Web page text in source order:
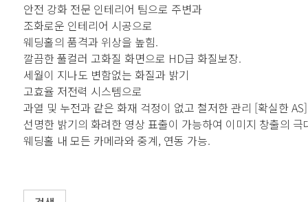
안전 강화 전문 인테리어 팀으로 주변과
조화로운 인테리어 시공으로
웨딩홀의 품격과 위상을 높힘.
깔끔한 풀컬러 고화질 화면으로 HD급 화질보장.
세월이 지나도 변함없는 화질과 밝기
고효율 저전력 시스템으로
과열 및 누전과 같은 화재 걱정이 없고 철저한 관리 [확실한 AS]
선명한 밝기의 화려한 영상 표출이 가능하여 이미지 창출의 극
웨딩홀 내 모든 카메라와 중계, 연동 가능.